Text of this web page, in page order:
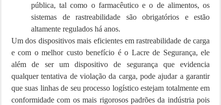
pública, tal como o farmacêutico e o de alimentos, os
sistemas de rastreabilidade são obrigatórios e estão
altamente regulados há anos.
Um dos dispositivos mais eficientes em rastreabilidade de carga
e com o melhor custo benefício é o Lacre de Segurança, ele
além de ser um dispositivo de segurança que evidencia
qualquer tentativa de violação da carga, pode ajudar a garantir
que suas linhas de seu processo logístico estejam totalmente em
conformidade com os mais rigorosos padrões da indústria pois